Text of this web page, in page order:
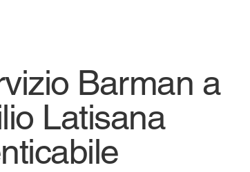
Barman a
Latisana